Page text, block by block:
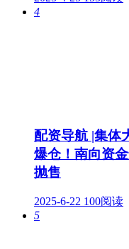
4
配资导航 |集体
爆仓！南向资
抛售
2025-6-22 100阅读
5